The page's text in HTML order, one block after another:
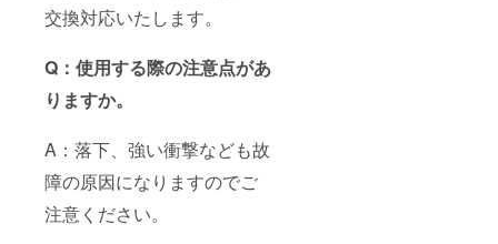
交換対応いたします。
Q：使用する際の注意点があ
りますか。
A：落下、強い衝撃なども故
障の原因になりますのでご
注意ください。